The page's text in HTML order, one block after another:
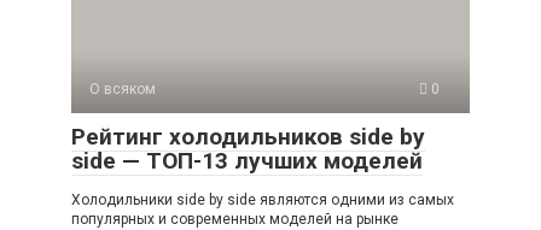
О всяком 0
Рейтинг холодильников side by
side — ТОП-13 лучших моделей
Холодильники side by side являются одними из самых
популярных и современных моделей на рынке